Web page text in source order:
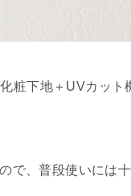
粧下地＋UVカッ
で、普段使いには